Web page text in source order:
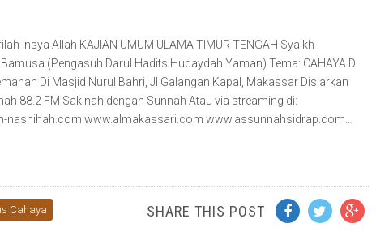
Insya Allah KAJIAN UMUM ULAMA TIMUR TENGAH Syaikh
(Pengasuh Darul Hadits Hudaydah Yaman) Tema: CAHAYA DI
Di Masjid Nurul Bahri, Jl Galangan Kapal, Makassar Disiarkan
88.2 FM Sakinah dengan Sunnah Atau via streaming di:
nashihah.com www.almakassari.com www.assunnahsidrap.com…
Cahaya SHARE THIS POST